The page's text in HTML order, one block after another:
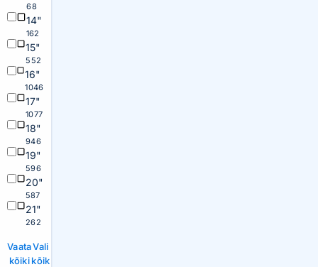
68
14"
162
15"
552
16"
1046
17"
1077
18"
946
19"
596
20"
587
21"
262
Vaata
kõiki
Vali
kõik